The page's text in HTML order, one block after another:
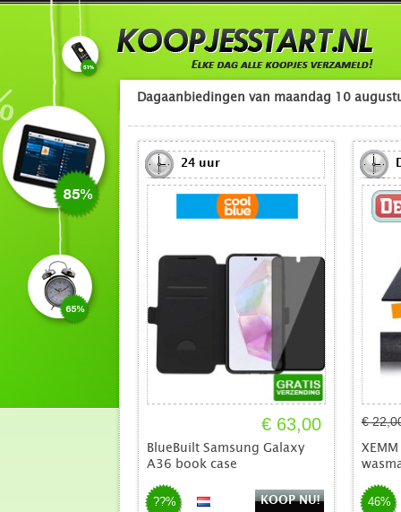
Dagaanbiedingen van maandag 10
24 uur
€ 63,00
BlueBuilt Samsung Galaxy
A36 book case
??% KOOP NU!
€
46%